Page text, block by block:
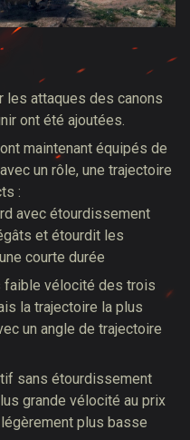
les attaques des canons
ont été ajoutées.
maintenant équipés de
un rôle, une trajectoire
:
avec étourdissement
et étourdit les
courte durée
faible vélocité des trois
la trajectoire la plus
un angle de trajectoire
sans étourdissement
grande vélocité au prix
plus basse